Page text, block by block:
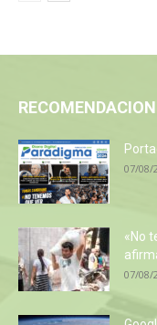
07/08/
«No
07/08/